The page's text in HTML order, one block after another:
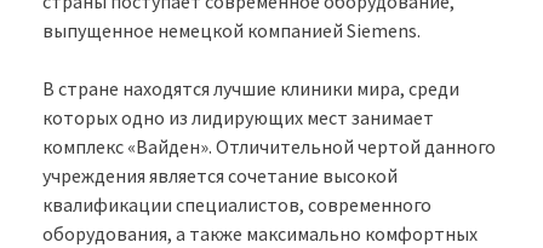
выпущенное немецкой компанией Siemens.
В стране находятся лучшие клиники мира, среди
которых одно из лидирующих мест занимает
комплекс «Вайден». Отличительной чертой данного
учреждения является сочетание высокой
квалификации специалистов, современного
оборудования, а также максимально комфортных